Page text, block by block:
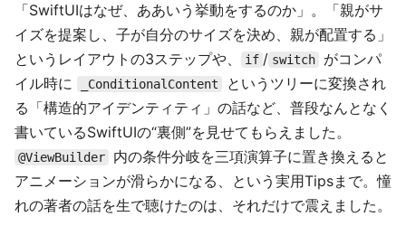
「SwiftUIはなぜ、ああいう挙動をするのか」。「親がサ
イズを提案し、子が自分のサイズを決め、親が配置する」
というレイアウトの3ステップや、
if / switch
がコンパ
イル時に
_ConditionalContent
というツリーに変換され
る「構造的アイデンティティ」の話など、普段なんとなく
書いているSwiftUIの“裏側”を見せてもらえました。
@ViewBuilder
内の条件分岐を三項演算子に置き換えると
アニメーションが滑らかになる、という実用Tipsまで。憧
れの著者の話を生で聴けたのは、それだけで震えました。